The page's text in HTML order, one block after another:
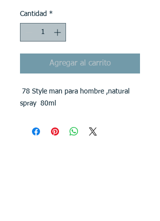
Cantidad *
Agregar al carrito
78 Style man para hombre ,natural
spray 80ml